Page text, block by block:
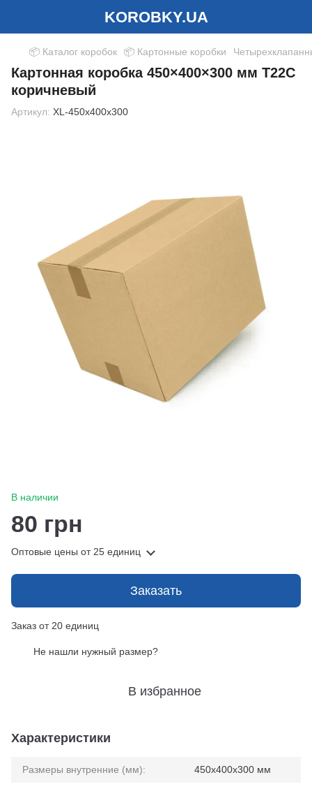
KOROBKY.UA
📦 Каталог коробок 📦 Картонные коробки
Картонная коробка 450×400×300 мм Т22С
коричневый
Артикул: XL-450x400x300
В наличии
80 грн
Оптовые цены от 25 единиц
Заказать
Заказ от 20 единиц
Не нашли нужный размер?
В избранное
Характеристики
Размеры внутренние (мм): 450x400x300 мм